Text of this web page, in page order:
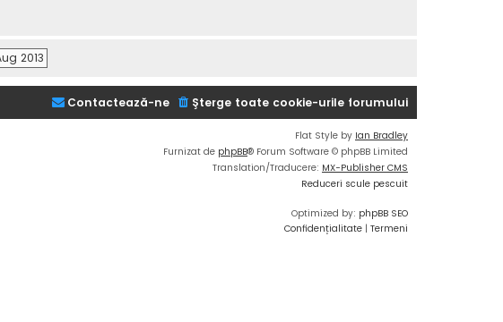
Şterge toate cookie-urile forumului
Contactează-ne
Flat Style by Ian Bradley
Furnizat de phpBB® Forum Software © phpBB Limited
Translation/Traducere: MX-Publisher CMS
Reduceri scule pescuit
Optimized by: phpBB SEO
Confidențialitate | Termeni